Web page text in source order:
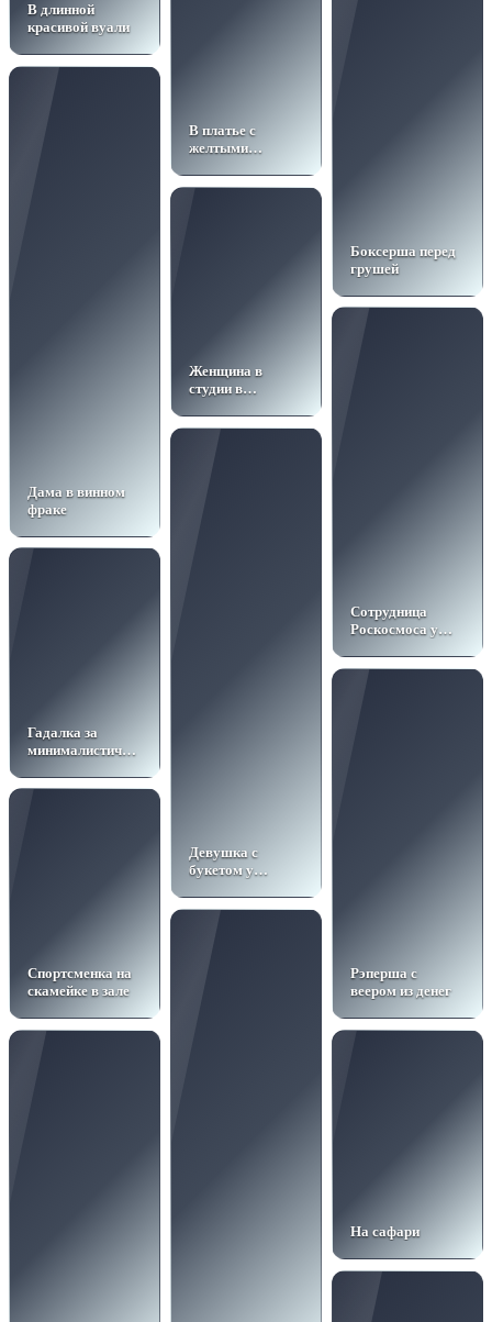
В длинной
красивой вуали
В платье с
желтыми
Боксерша перед
грушей
Дама в винном
фраке
Женщина в
студии в
джинсах
Сотрудница
Роскосмоса у
Девушка с
букетом у
Гадалка за
минималистичным
Рэперша с
веером из денег
Спортсменка на
скамейке в зале
На сафари